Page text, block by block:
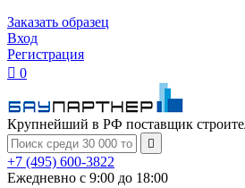
Заказать образец
Вход
Регистрация
 0
Крупнейший в РФ поставщик

+7 (495) 600-3822
Ежедневно с 9:00 до 18:00